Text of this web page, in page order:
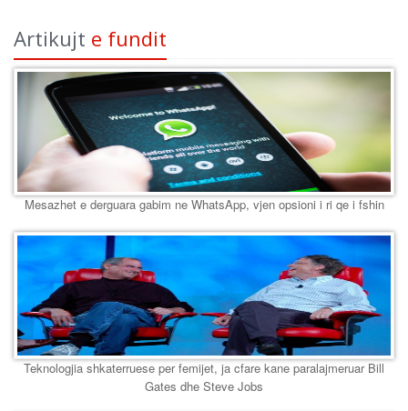
Artikujt e fundit
Mesazhet e derguara gabim ne WhatsApp, vjen opsioni i ri qe i fshin
Teknologjia shkaterruese per femijet, ja cfare kane paralajmeruar Bill
Gates dhe Steve Jobs